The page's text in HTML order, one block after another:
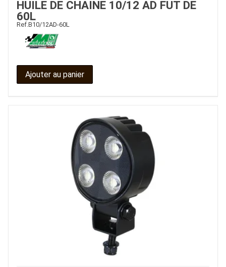
HUILE DE CHAINE 10/12 AD FUT DE
60L
Ref.B10/12AD-60L
Ajouter au panier